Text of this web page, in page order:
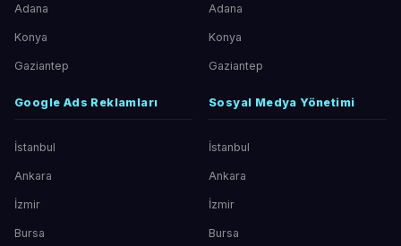
Adana
Konya
Gaziantep
Adana
Konya
Gaziantep
Google Ads Reklamları
İstanbul
Ankara
İzmir
Bursa
Sosyal Medya Yönetimi
İstanbul
Ankara
İzmir
Bursa